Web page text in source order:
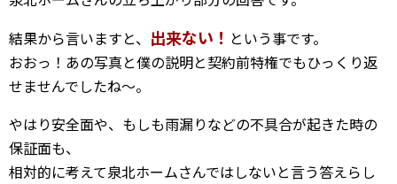
結果から言いますと、 出来ない！ という事です。
おおっ！あの写真と僕の説明と契約前特権でもひっくり返
せませんでしたね～。
やはり安全面や、もしも雨漏りなどの不具合が起きた時の
保証面も、
相対的に考えて泉北ホームさんではしないと言う答えらし